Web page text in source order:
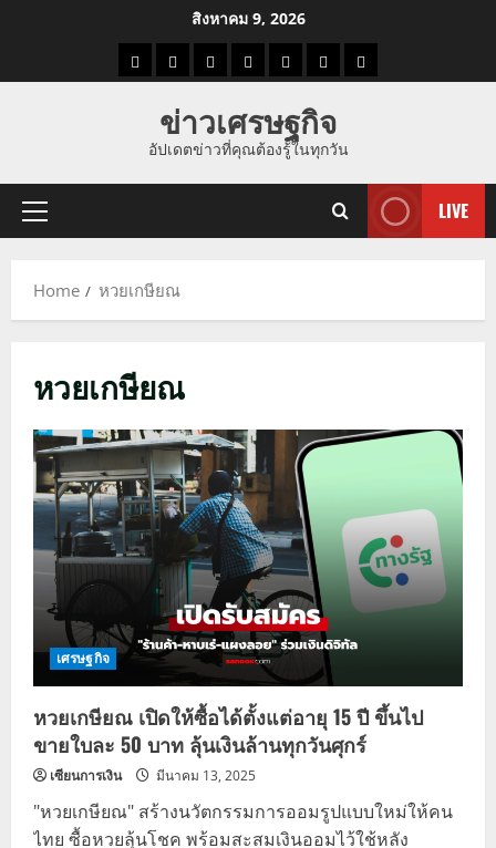
สิงหาคม 9, 2026
ราคาแนว
ราคา
ทอง
ข่าว
นี้
ข่าว
ดูด
ที่
ผู้ชาย
ข่าวเศรษฐกิจ
อัปเดตข่าวที่คุณต้องรู้ในทุกวัน
Primary
LIVE
Home หวยเกษียณ
หวยเกษียณ
เศรษฐกิจ
หวยเกษียณ เปิดให้ซื้อได้ตั้งแต่อายุ 15 ปี ขึ้นไป
ขายใบละ 50 บาท ลุ้นเงินล้านทุกวันศุกร์
เซียนการเงิน มีนาคม 13, 2025
"หวยเกษียณ" สร้างนวัตกรรมการออมรูปแบบใหม่ให้คน
ไทย ซื้อหวยลุ้นโชค พร้อมสะสมเงินออมไว้ใช้หลัง